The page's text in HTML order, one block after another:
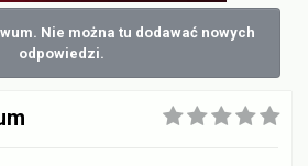
Nie można tu dodawać nowych
odpowiedzi.